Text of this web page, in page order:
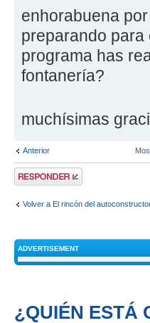
enhorabuena
preparando
programa has
fontanería?
muchísimas
Anterior
Publicar una
respuesta
Volver a El rincón del
ADVERTISEMENT
¿QUIÉN ESTÁ